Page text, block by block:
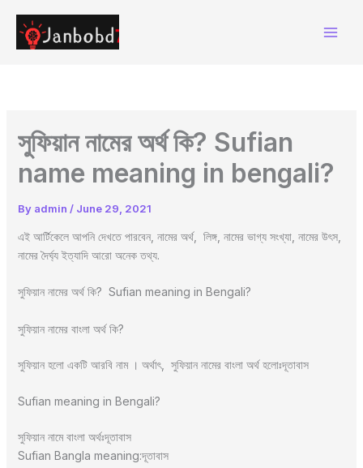
content
সুফিয়ান নামের অর্থ কি? Sufian
name meaning in bengali?
By admin / June 29, 2021
এই আর্টিকেলে আপনি দেখতে পারবেন, নামের অর্থ, লিঙ্গ, নামের ভাগ্য সংখ্যা, নামের উৎস,
নামের দৈর্ঘ্য ইত্যাদি আরো অনেক তথ্য.
সুফিয়ান নামের অর্থ কি? Sufian meaning in Bengali?
সুফিয়ান নামের বাংলা অর্থ কি?
সুফিয়ান হলো একটি আরবি নাম । অর্থাৎ, সুফিয়ান নামের বাংলা অর্থ হলোঃদূতাবাস
Sufian meaning in Bengali?
সুফিয়ান নামে বাংলা অর্থঃদূতাবাস
Sufian Bangla meaning:দূতাবাস